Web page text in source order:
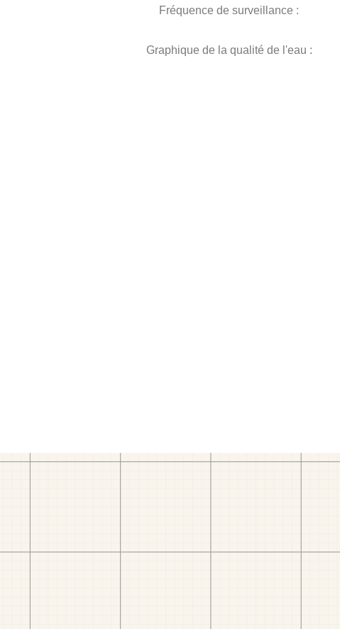
Fréquence de surveillance :
Graphique de la qualité de l'eau :